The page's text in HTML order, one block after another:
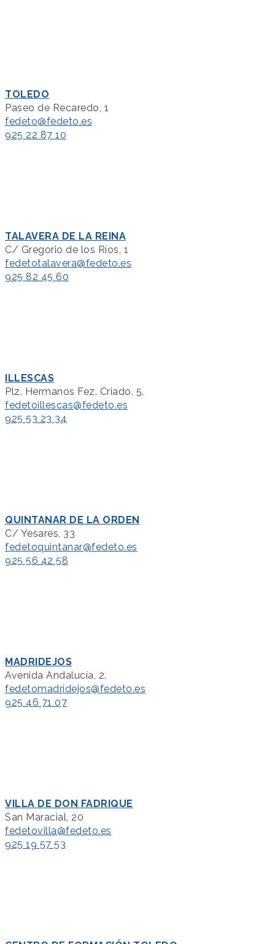
TOLEDO
Paseo de Recaredo, 1
fedeto@fedeto.es
925 22 87 10
TALAVERA DE LA REINA
C/ Gregorio de los Ríos, 1
fedetotalavera@fedeto.es
925 82 45 60
ILLESCAS
Plz. Hermanos Fez. Criado, 5.
fedetoillescas@fedeto.es
925 53 23 34
QUINTANAR DE LA ORDEN
C/ Yesares, 33
fedetoquintanar@fedeto.es
925 56 42 58
MADRIDEJOS
Avenida Andalucía, 2.
fedetomadridejos@fedeto.es
925 46 71 07
VILLA DE DON FADRIQUE
San Maracial, 20
fedetovilla@fedeto.es
925 19 57 53